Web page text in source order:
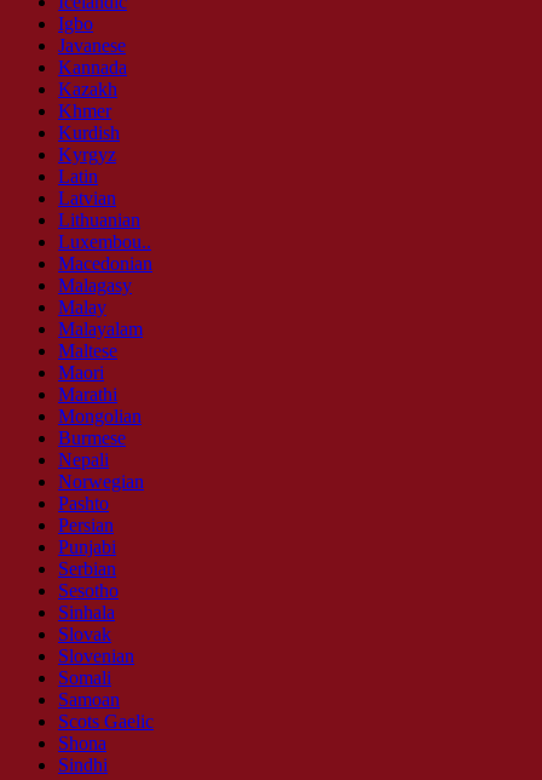
Igbo
Javanese
Kannada
Kazakh
Khmer
Kurdish
Kyrgyz
Latin
Latvian
Lithuanian
Luxembou..
Macedonian
Malagasy
Malay
Malayalam
Maltese
Maori
Marathi
Mongolian
Burmese
Nepali
Norwegian
Pashto
Persian
Punjabi
Serbian
Sesotho
Sinhala
Slovak
Slovenian
Somali
Samoan
Scots Gaelic
Shona
Sindhi